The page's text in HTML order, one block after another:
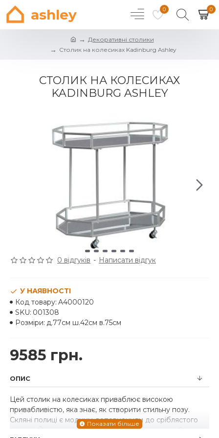
ashley 0 0
Декоративні столики
Столик на колесиках Kadinburg Ashley
СТОЛИК НА КОЛЕСИКАХ
KADINBURG ASHLEY
0 відгуків - Написати відгук
9585 грн.
У НАЯВНОСТІ
Код товару: A4000120
SKU: 001308
Розміри: д.77см ш.42см в.75см
ОПИС
Цей столик на колесиках приваблює високою
привабливістю, яка знає, як створити стильну позу.
Скляні полиці є модним доповненням до сріблястого
металу. Його відкрита концептуальна рама має багато